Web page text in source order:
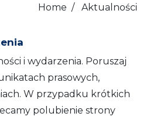
Home / Aktualności
i wydarzenia. Poruszaj
prasowych,
W przypadku krótkich
polubienie strony